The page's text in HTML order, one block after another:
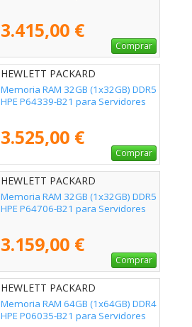
3.415,00 €
Comprar
HEWLETT PACKARD
ENTERPRISE - P64339-B21
Memoria RAM 32GB (1x32GB) DDR5
HPE P64339-B21 para Servidores
3.525,00 €
Comprar
HEWLETT PACKARD
ENTERPRISE - P64706-B21
Memoria RAM 32GB (1x32GB) DDR5
HPE P64706-B21 para Servidores
3.159,00 €
Comprar
HEWLETT PACKARD
ENTERPRISE - P06035-B21
Memoria RAM 64GB (1x64GB) DDR4
HPE P06035-B21 para Servidores